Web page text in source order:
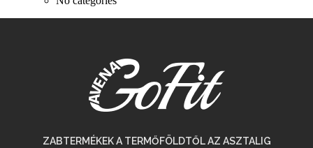
ZABTERMÉKEK A TERMŐFÖLDTŐL AZ ASZTALIG